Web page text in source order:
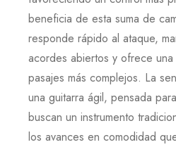
beneficia de esta suma de
responde rápido al ataque,
acordes abiertos y ofrece
pasajes más complejos. La
una guitarra ágil, pensada
buscan un instrumento
los avances en comodidad